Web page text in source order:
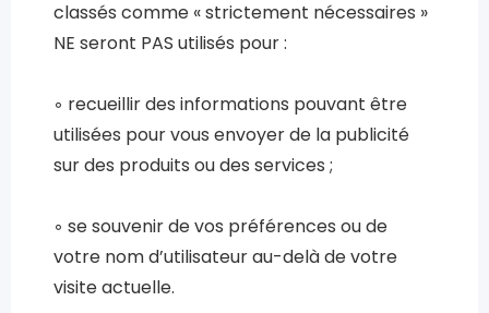
classés comme « strictement nécessaires »
NE seront PAS utilisés pour :
◦ recueillir des informations pouvant être
utilisées pour vous envoyer de la publicité
sur des produits ou des services ;
◦ se souvenir de vos préférences ou de
votre nom d’utilisateur au-delà de votre
visite actuelle.